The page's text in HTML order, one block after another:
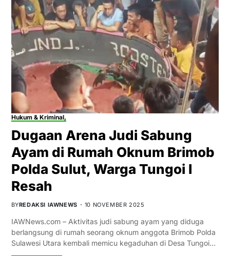
Hukum & Kriminal,
Dugaan Arena Judi Sabung
Ayam di Rumah Oknum Brimob
Polda Sulut, Warga Tungoi I
Resah
BYREDAKSI IAWNEWS 10 NOVEMBER 2025
IAWNews.com – Aktivitas judi sabung ayam yang diduga
berlangsung di rumah seorang oknum anggota Brimob Polda
Sulawesi Utara kembali memicu kegaduhan di Desa Tungoi…